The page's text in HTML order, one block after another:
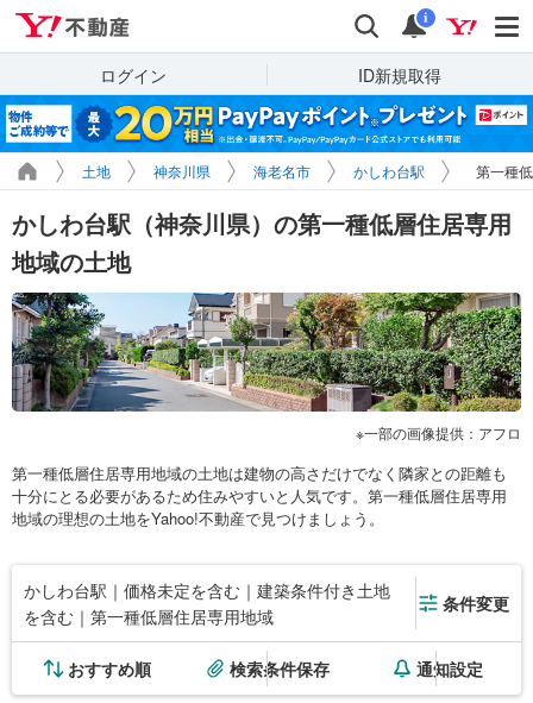
検索 通知
i
ログイン ID新規取得
土地 神奈川県 海老名市 かしわ台駅 第一種
かしわ台駅（神奈川県）の第一種低層住居専用
地域の土地
一部の画像提供：アフロ
第一種低層住居専用地域の土地は建物の高さだけでなく隣家との距離も
十分にとる必要があるため住みやすいと人気です。第一種低層住居専用
地域の理想の土地をYahoo!不動産で見つけましょう。
かしわ台駅｜価格未定を含む｜建築条件付き土地
を含む｜第一種低層住居専用地域
条件変更
おすすめ順 検索条件保存 通知設定